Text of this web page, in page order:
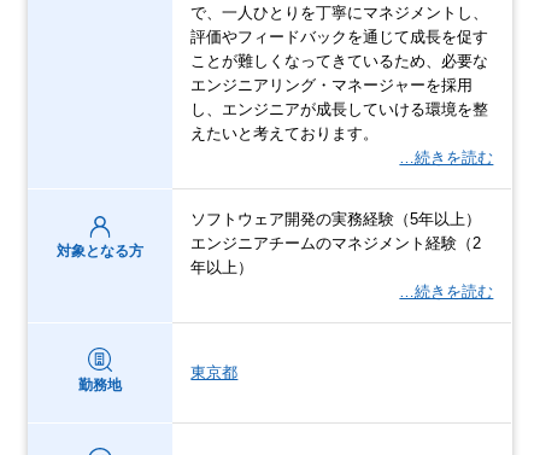
で、一人ひとりを丁寧にマネジメントし、
評価やフィードバックを通じて成長を促す
ことが難しくなってきているため、必要な
エンジニアリング・マネージャーを採用
し、エンジニアが成長していける環境を整
えたいと考えております。
…続きを読む
対象となる方
ソフトウェア開発の実務経験（5年以上）
エンジニアチームのマネジメント経験（2
年以上）
…続きを読む
勤務地
東京都